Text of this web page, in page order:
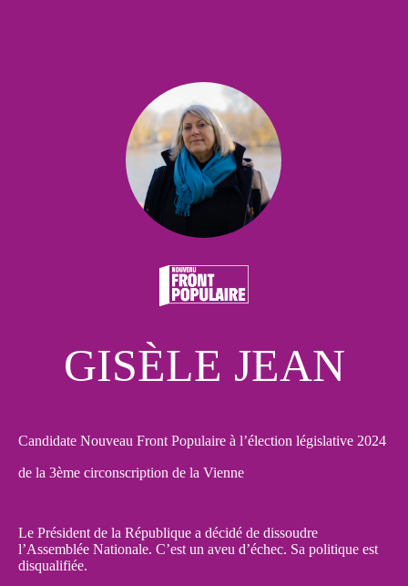
GISÈLE JEAN
Candidate Nouveau Front Populaire à l’élection législative 2024
de la 3ème circonscription de la Vienne
Le Président de la République a décidé de dissoudre
l’Assemblée Nationale. C’est un aveu d’échec. Sa politique est
disqualifiée.